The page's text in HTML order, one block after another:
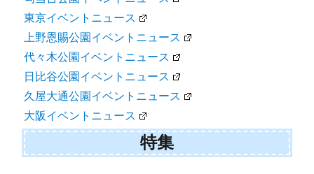
東京イベントニュース
上野恩賜公園イベントニュース
代々木公園イベントニュース
日比谷公園イベントニュース
久屋大通公園イベントニュース
大阪イベントニュース
特集